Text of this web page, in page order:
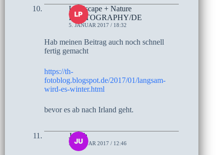
Landscape + Nature
PHOTOGRAPHY/DE
5. JANUAR 2017 / 18:32
Hab meinen Beitrag auch noch schnell
fertig gemacht
https://th-
fotoblog.blogspot.de/2017/01/langsam-
wird-es-winter.html
bevor es ab nach Irland geht.
Judith
5. JANUAR 2017 / 12:46